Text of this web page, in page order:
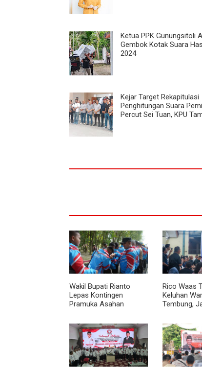
Ketua PPK Gunungsitoli
Gembok Kotak Suara
2024
Kejar Target Rekapitulasi
Penghitungan Suara
Percut Sei Tuan, KPU
Wakil Bupati Rianto
Lepas Kontingen
Pramuka Asahan
2026 di Cibubur
Rico Waas
Keluhan
Tembung,
Tahun Ini